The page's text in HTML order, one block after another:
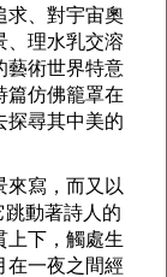
求、對宇宙奧
、理水乳交溶
藝術世界特意
篇仿佛籠罩在
探尋其中美的
寫，而又以
跳動著詩人的
上下，觸處生
在一夜之間經